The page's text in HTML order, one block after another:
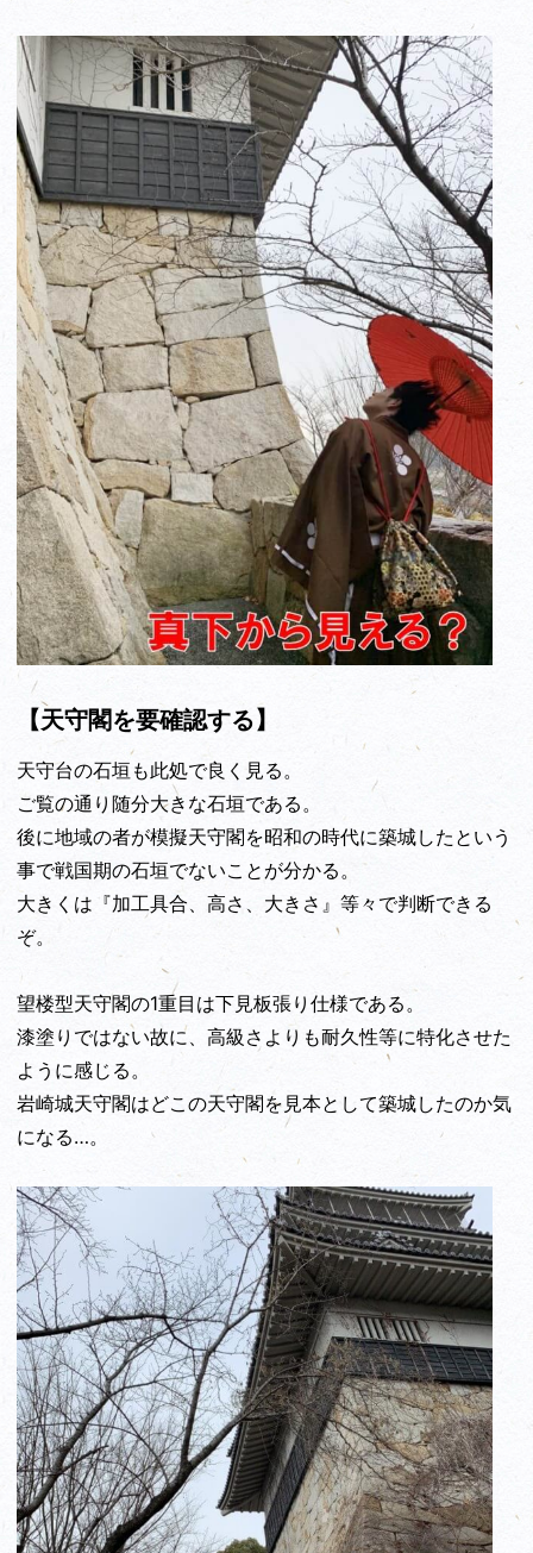
【天守閣を要確認する】
天守台の石垣も此処で良く見る。
ご覧の通り随分大きな石垣である。
後に地域の者が模擬天守閣を昭和の時代に築城したという
事で戦国期の石垣でないことが分かる。
大きくは『加工具合、高さ、大きさ』等々で判断できる
ぞ。
望楼型天守閣の1重目は下見板張り仕様である。
漆塗りではない故に、高級さよりも耐久性等に特化させた
ように感じる。
岩崎城天守閣はどこの天守閣を見本として築城したのか気
になる…。